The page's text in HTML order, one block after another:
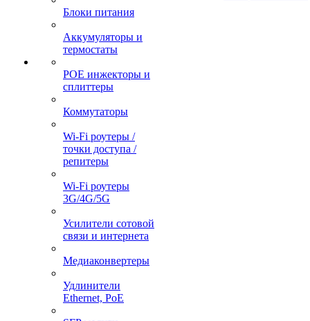
Блоки питания
Аккумуляторы и
термостаты
POE инжекторы и
сплиттеры
Коммутаторы
Wi-Fi роутеры /
точки доступа /
репитеры
Wi-Fi роутеры
3G/4G/5G
Усилители сотовой
связи и интернета
Медиаконвертеры
Удлинители
Ethernet, PoE